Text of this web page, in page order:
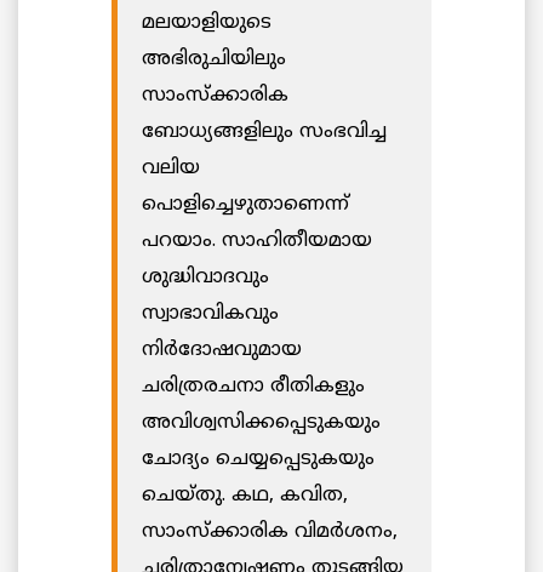
മലയാളിയുടെ
അഭിരുചിയിലും
സാംസ്ക്കാരിക
ബോധ്യങ്ങളിലും സംഭവിച്ച
വലിയ
പൊളിച്ചെഴുതാണെന്ന്
പറയാം. സാഹിതീയമായ
ശുദ്ധിവാദവും
സ്വാഭാവികവും
നിര്‍ദോഷവുമായ
ചരിത്രരചനാ രീതികളും
അവിശ്വസിക്കപ്പെടുകയും
ചോദ്യം ചെയ്യപ്പെടുകയും
ചെയ്തു. കഥ, കവിത,
സാംസ്ക്കാരിക വിമര്‍ശനം,